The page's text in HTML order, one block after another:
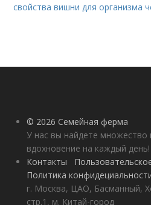
свойства вишни для организма
© 2026 Семейная ферма
У нас вы найдете множество
вдохновение на каждый день!
Контакты
Политика
г. Москва, ЦАО, Басманный,
стр.1, м. Китай-город